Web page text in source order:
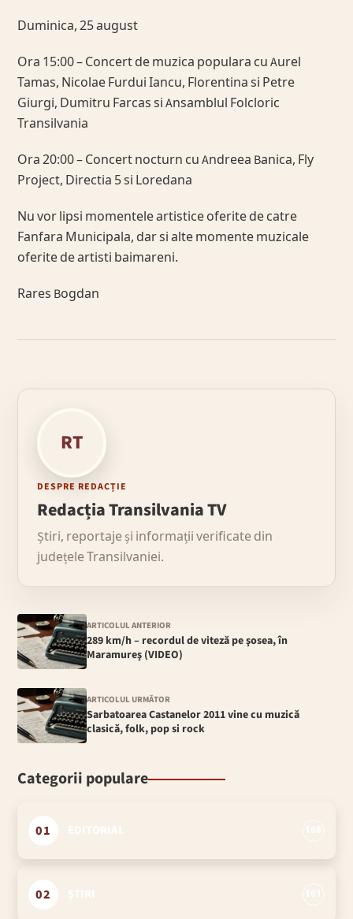
Duminica, 25 august
Ora 15:00 – Concert de muzica populara cu Aurel
Tamas, Nicolae Furdui Iancu, Florentina si Petre
Giurgi, Dumitru Farcas si Ansamblul Folcloric
Transilvania
Ora 20:00 – Concert nocturn cu Andreea Banica, Fly
Project, Directia 5 si Loredana
Nu vor lipsi momentele artistice oferite de catre
Fanfara Municipala, dar si alte momente muzicale
oferite de artisti baimareni.
Rares Bogdan
RT
DESPRE REDACȚIE
Redacția Transilvania TV
Știri, reportaje și informații verificate din
județele Transilvaniei.
ARTICOLUL ANTERIOR
289 km/h – recordul de viteză pe şosea, în
Maramureş (VIDEO)
ARTICOLUL URMĂTOR
Sarbatoarea Castanelor 2011 vine cu muzică
clasică, folk, pop si rock
Categorii populare
01
02